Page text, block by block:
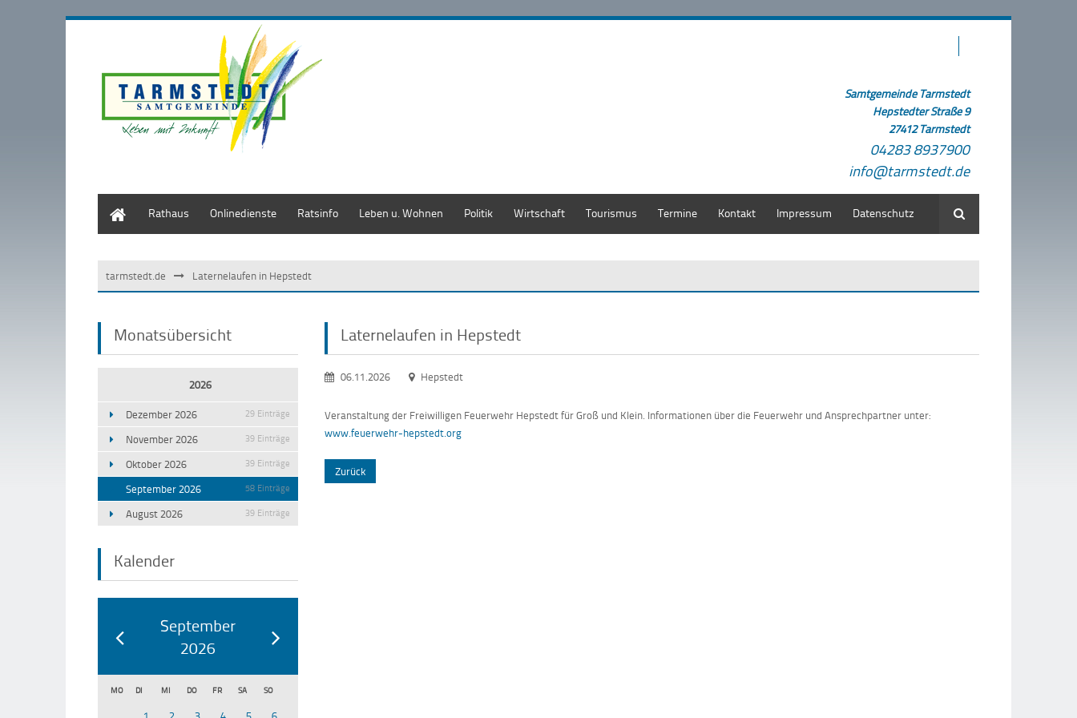
Samtgemeinde Tarmstedt
Hepstedter Straße 9
27412 Tarmstedt
04283 8937900
info@tarmstedt.de
Rathaus Onlinedienste Ratsinfo Leben u. Wohnen Politik Wirtschaft Tourismus Termine Kontakt Impressum Datenschutz Suche
tarmstedt.de Laternelaufen in Hepstedt
Monatsübersicht
2026
Dezember 2026 29 Einträge
November 2026 39 Einträge
Oktober 2026 39 Einträge
September 2026 58 Einträge
August 2026 39 Einträge
Kalender
September
2026
MO DI MI DO FR SA SO
Laternelaufen in Hepstedt
06.11.2026 Hepstedt
Veranstaltung der Freiwilligen Feuerwehr Hepstedt für Groß und Klein. Informationen über die Feuerwehr und Ansprechpartner unter:
www.feuerwehr-hepstedt.org
Zurück